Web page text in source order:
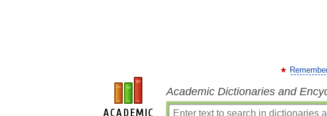
Academic Dictionaries and